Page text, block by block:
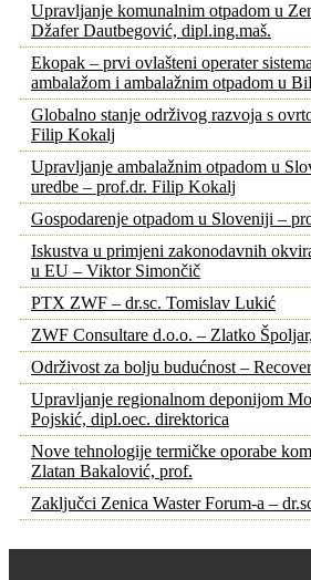
Upravljanje komunalnim otpadom u
Džafer Dautbegović, dipl.ing.maš.
Ekopak – prvi ovlašteni operater
ambalažom i ambalažnim otpadom u
Globalno stanje održivog razvoja s
Filip Kokalj
Upravljanje ambalažnim otpadom u
uredbe – prof.dr. Filip Kokalj
Gospodarenje otpadom u Sloveniji –
Iskustva u primjeni zakonodavnih
u EU – Viktor Simončič
PTX ZWF – dr.sc. Tomislav Lukić
ZWF Consultare d.o.o. – Zlatko
Održivost za bolju budućnost –
Upravljanje regionalnom deponijom
Pojskić, dipl.oec. direktorica
Nove tehnologije termičke oporabe
Zlatan Bakalović, prof.
Zaključci Zenica Waster Forum-a –